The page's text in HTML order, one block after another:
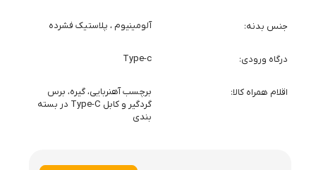
جنس بدنه آلومینیوم ، پلاستیک فشرده
درگاه ورودی Type-c
اقلام همراه کالا
برچسب آهنربایی، گیره، برس
گردگیر و کابل Type-C در بسته
بندی